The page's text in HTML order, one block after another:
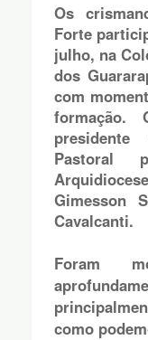
Os
Forte
julho, na
dos
com
formação.
Pastoral
Gimesson
Cavalcanti.
Foram
como